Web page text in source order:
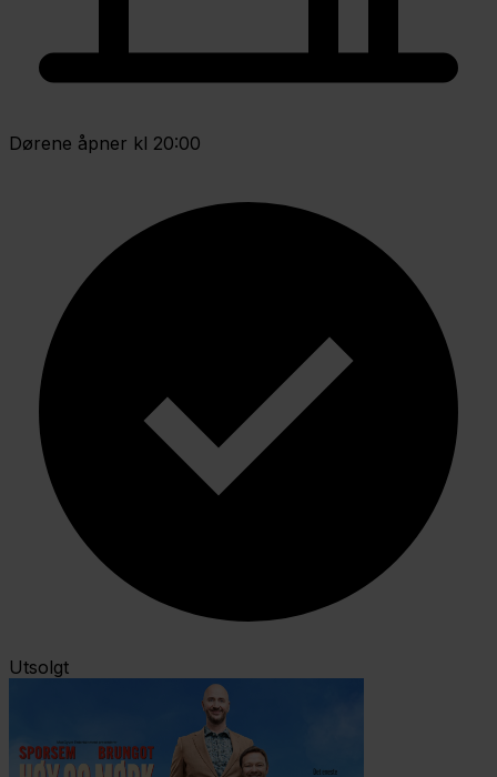
Dørene åpner kl 20:00
Utsolgt